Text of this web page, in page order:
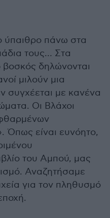
ύπαιθρο πάνω στα
τους… Στα
βοσκός δηλώνονται
μιλούν μια
συγχέεται με κανένα
Οι Βλάχοι
Όπως είναι ευνόητο,
του Αμπού, μας
Αναζητήσαμε
για τον πληθυσμό